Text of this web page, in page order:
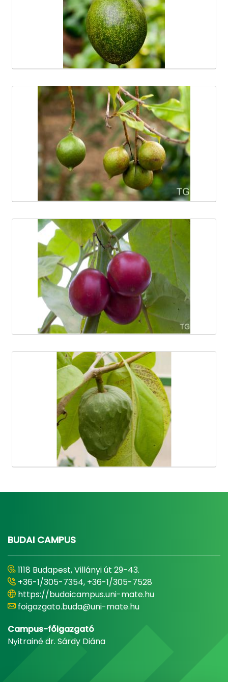
BUDAI CAMPUS
1118 Budapest, Villányi út 29-43.
+36-1/305-7354, +36-1/305-7528
https://budaicampus.uni-mate.hu
foigazgato.buda@uni-mate.hu
Campus-főigazgató
Nyitrainé dr. Sárdy Diána